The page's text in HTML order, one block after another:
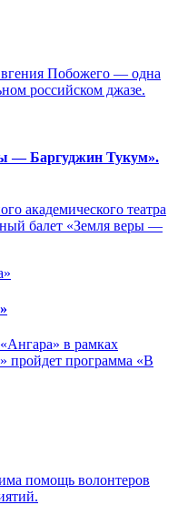
Побожего — одна
российском джазе.
— Баргуджин Тукум‎».
академического театра
балет «Земля веры —
в рамках
пройдет программа «В
помощь волонтеров